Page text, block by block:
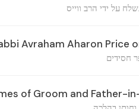
על ידי הרב ווייס
Avraham Aharon Price
חסידים
of Groom and Father-